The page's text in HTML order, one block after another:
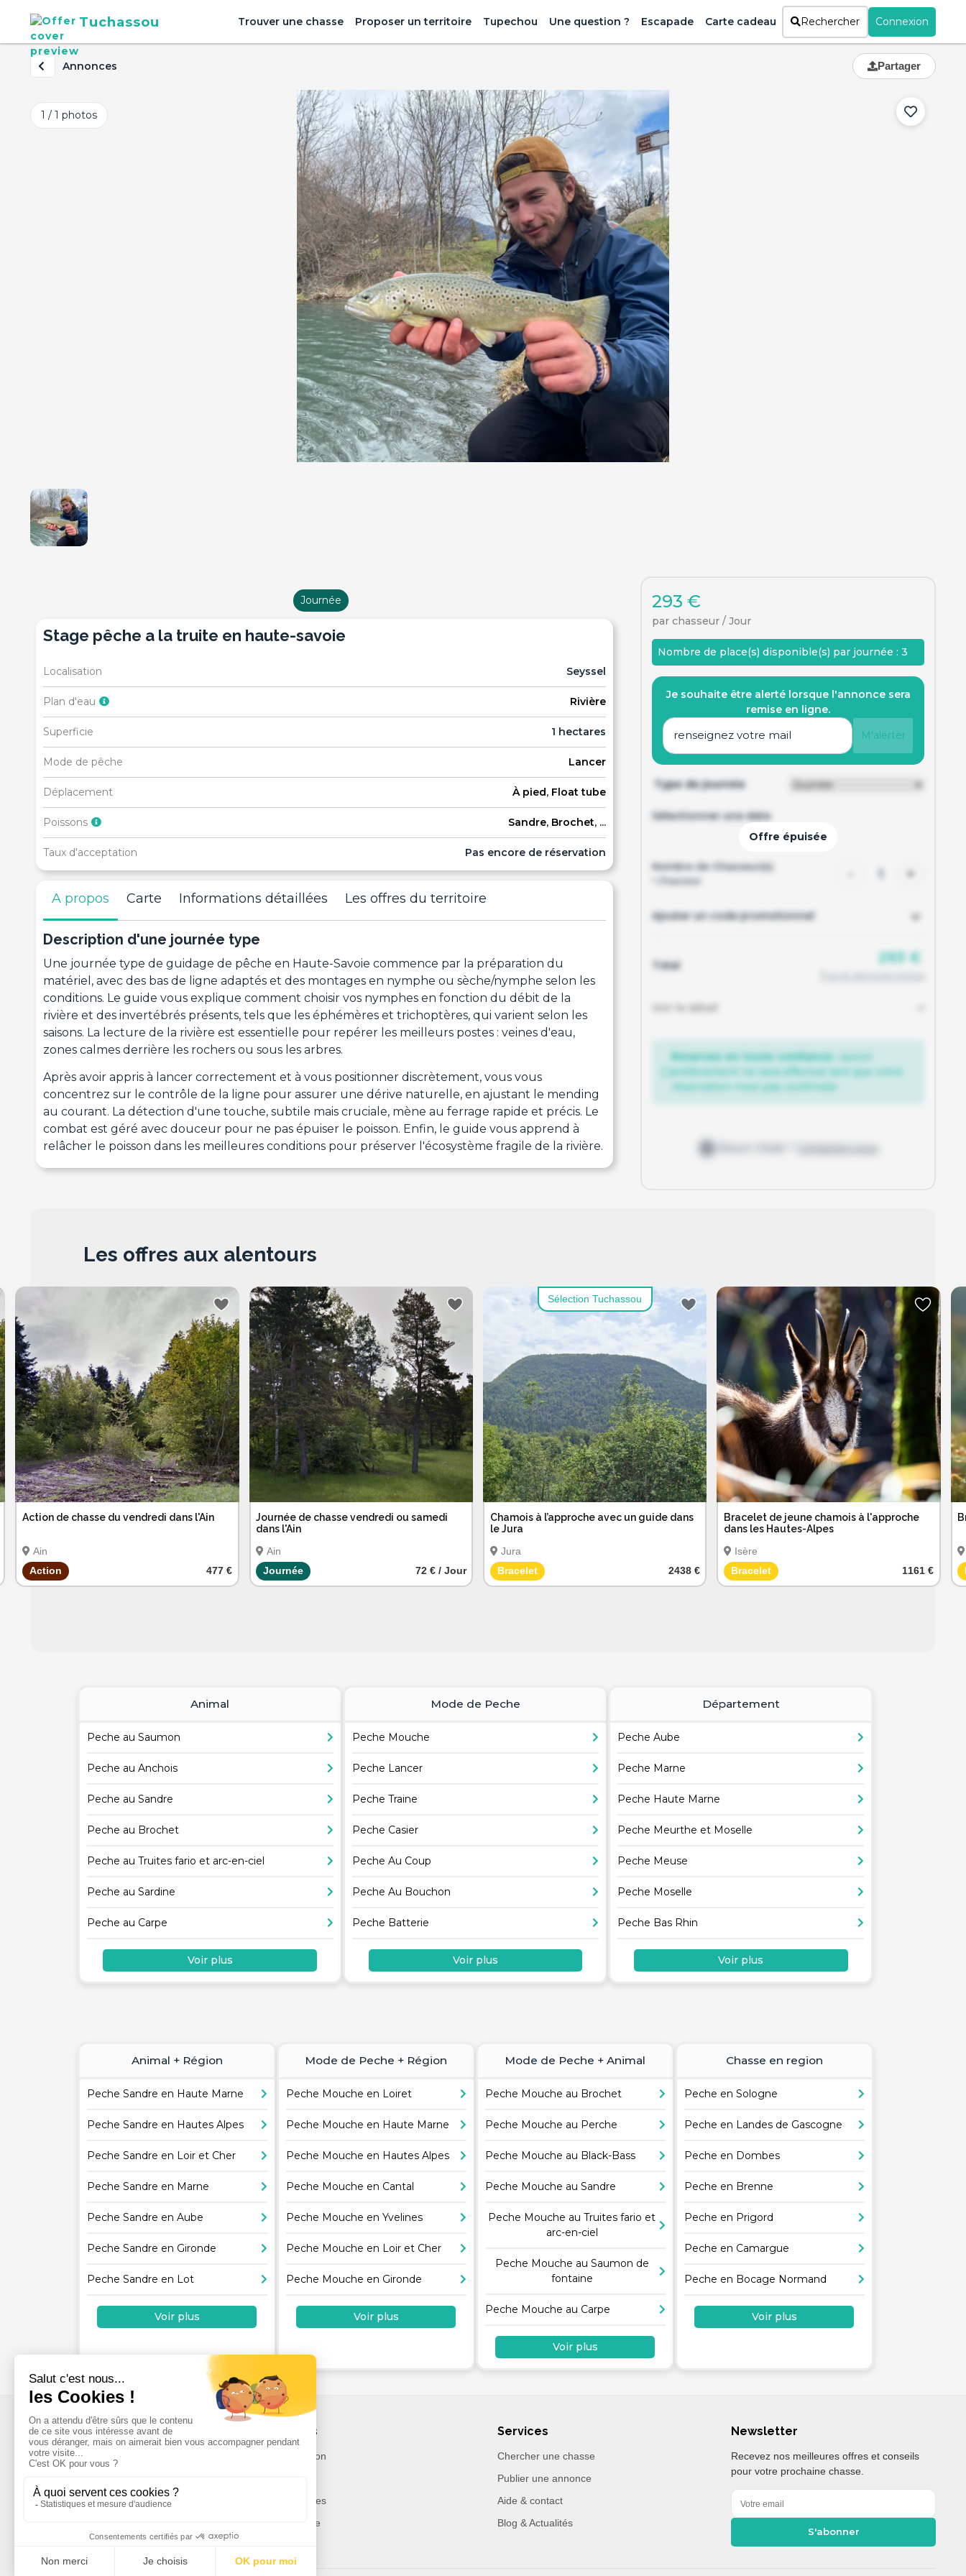
Tuchassou Trouver une chasse Proposer un territoire Tupechou Une question ? Escapade Carte cadeau Rechercher Connexion
Annonces Partager
1 / 1 photos
Journée
stage pêche a la truite en haute-savoie
Localisation Seyssel
Plan d'eau Rivière
Superficie 1 hectares
Mode de pêche Lancer
Déplacement À pied, Float tube
Poissons Sandre, Brochet, ...
Taux d'acceptation Pas encore de réservation
A propos Carte Informations détaillées Les offres du territoire
Description d'une journée type
Une journée type de guidage de pêche en Haute-Savoie commence par la préparation du
matériel, avec des bas de ligne adaptés et des montages en nymphe ou sèche/nymphe selon les
conditions. Le guide vous explique comment choisir vos nymphes en fonction du débit de la
rivière et des invertébrés présents, tels que les éphémères et trichoptères, qui varient selon les
saisons. La lecture de la rivière est essentielle pour repérer les meilleurs postes : veines d'eau,
zones calmes derrière les rochers ou sous les arbres.
Après avoir appris à lancer correctement et à vous positionner discrètement, vous vous
concentrez sur le contrôle de la ligne pour assurer une dérive naturelle, en ajustant le mending
au courant. La détection d'une touche, subtile mais cruciale, mène au ferrage rapide et précis. Le
combat est géré avec douceur pour ne pas épuiser le poisson. Enfin, le guide vous apprend à
relâcher le poisson dans les meilleures conditions pour préserver l'écosystème fragile de la rivière.
293 €
par chasseur / Jour
Nombre de place(s) disponible(s) par journée : 3
Je souhaite être alerté lorsque l'annonce sera
remise en ligne.
M'alerter
Type de journée
Sélectionner une date
Nombre de Chasseur(s)
Chasseur +
Ajouter un code promotionnel
Total 293 €
Voir le détail
Réservez en toute confiance :
aucun
prélèvement ne sera effectué tant que votre
réservation n'est pas confirmée
Contactez-nous
Action de chasse du vendredi dans l'Ain
Ain
Action
477 €
Journée de chasse vendredi ou samedi
dans l'Ain
Ain
Journée
72 € / Jour
Sélection Tuchassou
Chamois à l’approche avec un guide dans
le Jura
Jura
Bracelet
2438 €
Bracelet de jeune chamois à l'approche
dans les Hautes-Alpes
Isère
Bracelet
1161 €
Les offres aux alentours
Animal
Peche au Saumon
Peche au Anchois
Peche au Sandre
Peche au Brochet
Peche au Truites fario et arc-en-ciel
Peche au Sardine
Peche au Carpe
Voir plus
Mode de Peche
Peche Mouche
Peche Lancer
Peche Traine
Peche Casier
Peche Au Coup
Peche Au Bouchon
Peche Batterie
Voir plus
Département
Peche Aube
Peche Marne
Peche Haute Marne
Peche Meurthe et Moselle
Peche Meuse
Peche Moselle
Peche Bas Rhin
Voir plus
Animal + Région
Peche Sandre en Haute Marne
Peche Sandre en Hautes Alpes
Peche Sandre en Loir et Cher
Peche Sandre en Marne
Peche Sandre en Aube
Peche Sandre en Gironde
Peche Sandre en Lot
Voir plus
Mode de Peche + Région
Peche Mouche en Loiret
Peche Mouche en Haute Marne
Peche Mouche en Hautes Alpes
Peche Mouche en Cantal
Peche Mouche en Yvelines
Peche Mouche en Loir et Cher
Peche Mouche en Gironde
Voir plus
Mode de Peche + Animal
Peche Mouche au Brochet
Peche Mouche au Perche
Peche Mouche au Black-Bass
Peche Mouche au Sandre
Peche Mouche au Truites fario et
arc-en-ciel
Peche Mouche au Saumon de
fontaine
Peche Mouche au Carpe
Voir plus
Chasse en region
Peche en Sologne
Peche en Landes de Gascogne
Peche en Dombes
Peche en Brenne
Peche en Prigord
Peche en Camargue
Peche en Bocage Normand
Voir plus
Tuchassou
La plateforme de référence pour réserver
des expériences de chasse en France.
À propos
Notre mission
Témoignages
Notre charte
Services
Chercher une chasse
Publier une annonce
Aide & contact
Blog & Actualités
Newsletter
Recevez nos meilleures offres et conseils
pour votre prochaine chasse.
S'abonner
Envie de chasser sur les meilleurs territoires ?
Rejoignez +10 000 passionnés inscrits
🎯 Journées, actions, bracelets... Partout en France
Je crée mon compte
Pas maintenant
Gratuit Sécurisé Sans engagement